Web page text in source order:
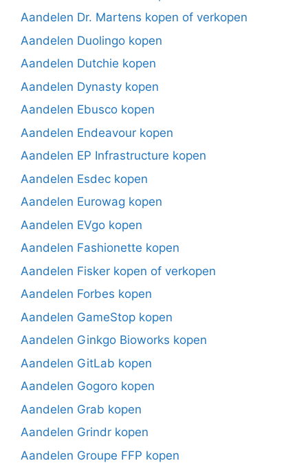
Aandelen Dr. Martens kopen of verkopen
Aandelen Duolingo kopen
Aandelen Dutchie kopen
Aandelen Dynasty kopen
Aandelen Ebusco kopen
Aandelen Endeavour kopen
Aandelen EP Infrastructure kopen
Aandelen Esdec kopen
Aandelen Eurowag kopen
Aandelen EVgo kopen
Aandelen Fashionette kopen
Aandelen Fisker kopen of verkopen
Aandelen Forbes kopen
Aandelen GameStop kopen
Aandelen Ginkgo Bioworks kopen
Aandelen GitLab kopen
Aandelen Gogoro kopen
Aandelen Grab kopen
Aandelen Grindr kopen
Aandelen Groupe FFP kopen